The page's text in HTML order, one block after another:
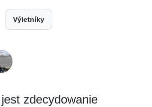
Výletníky
zdecydowanie